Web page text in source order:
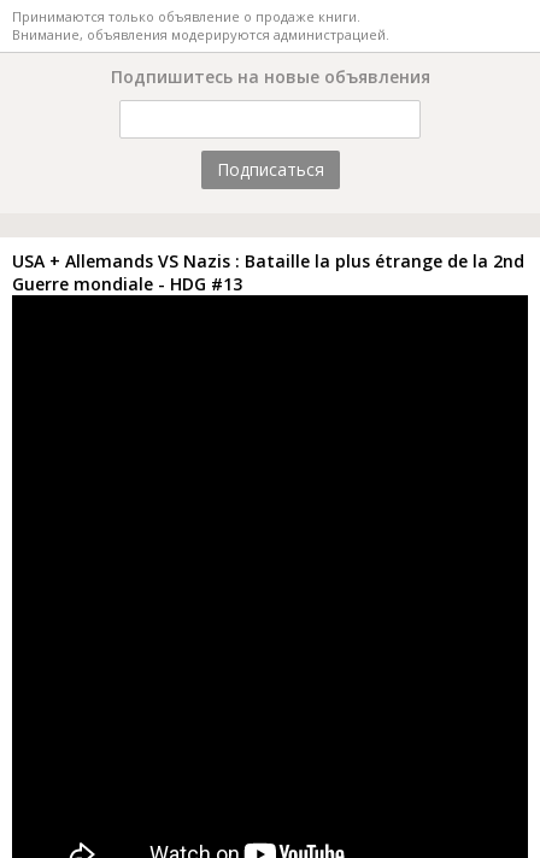
Принимаются только объявление о продаже книги.
Внимание, объявления модерируются администрацией.
Подпишитесь на новые объявления
Подписаться
USA + Allemands VS Nazis : Bataille la plus étrange de la 2nd
Guerre mondiale - HDG #13